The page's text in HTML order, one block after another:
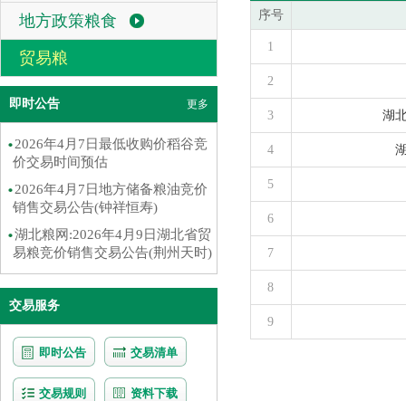
地方政策粮食
贸易粮
即时公告 更多
2026年4月7日最低收购价稻谷竞
价交易时间预估
2026年4月7日地方储备粮油竞价
销售交易公告(钟祥恒寿)
湖北粮网:2026年4月9日湖北省贸
易粮竞价销售交易公告(荆州天时)
交易服务
即时公告 交易清单
交易规则 资料下载
序号
1
2
3 湖
4
5
6
7
8
9